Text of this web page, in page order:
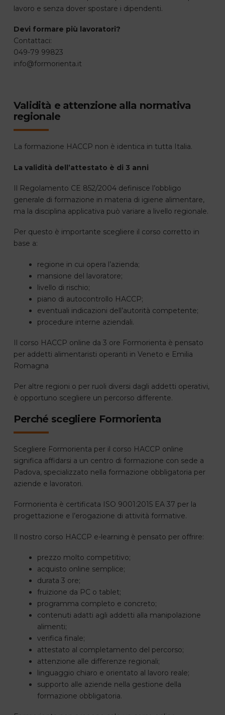
lavoro e senza dover spostare i dipendenti.
Devi formare più lavoratori?
Contattaci:
049-79 99823
info@formorienta.it
Validità e attenzione alla normativa
regionale
La formazione HACCP non è identica in tutta Italia.
La validità dell’attestato è di 3 anni
Il Regolamento CE 852/2004 definisce l’obbligo
generale di formazione in materia di igiene alimentare,
ma la disciplina applicativa può variare a livello regionale.
Per questo è importante scegliere il corso corretto in
base a:
regione in cui opera l’azienda;
mansione del lavoratore;
livello di rischio;
piano di autocontrollo HACCP;
eventuali indicazioni dell’autorità competente;
procedure interne aziendali.
Il corso HACCP online da 3 ore Formorienta è pensato
per addetti alimentaristi operanti in Veneto e Emilia
Romagna
Per altre regioni o per ruoli diversi dagli addetti operativi,
è opportuno scegliere un percorso differente.
Perché scegliere Formorienta
Scegliere Formorienta per il corso HACCP online
significa affidarsi a un centro di formazione con sede a
Padova, specializzato nella formazione obbligatoria per
aziende e lavoratori.
Formorienta è certificata ISO 9001:2015 EA 37 per la
progettazione e l’erogazione di attività formative.
Il nostro corso HACCP e-learning è pensato per offrire:
prezzo molto competitivo;
acquisto online semplice;
durata 3 ore;
fruizione da PC o tablet;
programma completo e concreto;
contenuti adatti agli addetti alla manipolazione
alimenti;
verifica finale;
attestato al completamento del percorso;
attenzione alle differenze regionali;
linguaggio chiaro e orientato al lavoro reale;
supporto alle aziende nella gestione della
formazione obbligatoria.